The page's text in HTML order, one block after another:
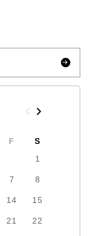
F
S
1
7 8
14 15
21 22